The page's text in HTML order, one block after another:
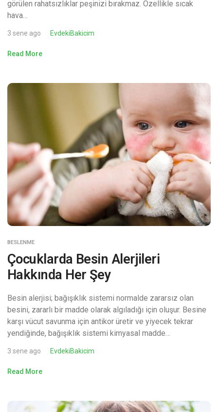
görülen rahatsızlıklar peşinizi bırakmaz. Özellikle sıcak
hava…
3 sene ago EvdekiBakicim
Read More
BESLENME
Çocuklarda Besin Alerjileri
Hakkında Her Şey
Besin alerjisi; bağışıklık sistemi normalde zararsız olan
besini, zararlı bir madde olarak algıladığı için oluşur. Besine
karşı vücut savunma için antikor üretir ve yiyecek tekrar
yendiğinde, bağışıklık sistemi kimyasal madde…
3 sene ago EvdekiBakicim
Read More